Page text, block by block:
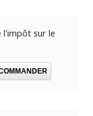
l'impôt sur le